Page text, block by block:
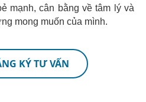
mạnh, cân bằng về tâm lý và
mong muốn của mình.
KÝ TƯ VẤN